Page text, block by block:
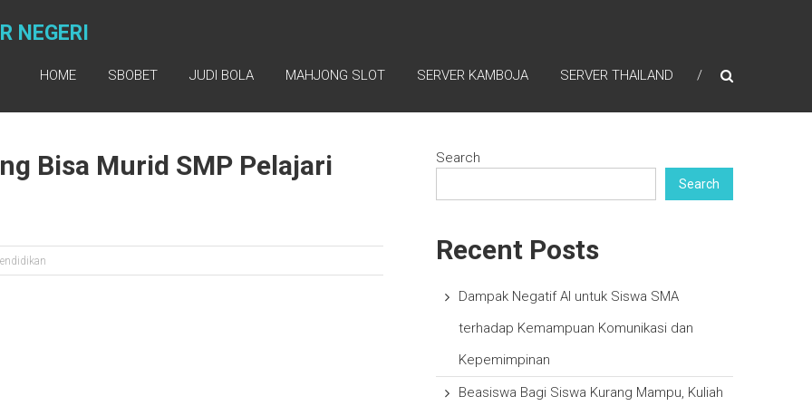
NEGERI
HOME SBOBET JUDI BOLA MAHJONG SLOT SERVER KAMBOJA SERVER THAILAND
Bisa Murid SMP Pelajari
Search
Search
Recent Posts
Dampak Negatif AI untuk Siswa SMA
terhadap Kemampuan Komunikasi dan
Kepemimpinan
Beasiswa Bagi Siswa Kurang Mampu, Kuliah